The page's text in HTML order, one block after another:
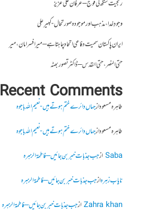
رنجیت سنگھ کی فوج – عرفان علی عزیز
وجودِ خدا، مذہب اور موجودہ صورتحال- کبیر علی
ایران پاکستان سمیت دفاعی اتحاد چاہتا ہے – میر افسر امان،میر
حتی النصر ، حتی القدس – ڈاکٹر تصور بھٹہ
Recent Comments
طاہرہ مسعودازجہاں دائرے ختم ہوتے ہیں- نعیم اللہ باجوہ
طاہرہ مسعودازجہاں دائرے ختم ہوتے ہیں- نعیم اللہ باجوہ
Sabaازجب جذبات خبر بن جائیں – فاطمۃالزہرہ
نایاب زہرہازجب جذبات خبر بن جائیں – فاطمۃالزہرہ
Zahra khanازجب جذبات خبر بن جائیں – فاطمۃالزہرہ